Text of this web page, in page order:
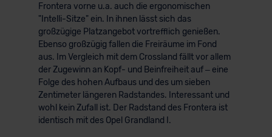
Frontera vorne u.a. auch die ergonomischen
"Intelli-Sitze" ein. In ihnen lässt sich das
großzügige Platzangebot vortrefflich genießen.
Ebenso großzügig fallen die Freiräume im Fond
aus. Im Vergleich mit dem Crossland fällt vor allem
der Zugewinn an Kopf- und Beinfreiheit auf – eine
Folge des hohen Aufbaus und des um sieben
Zentimeter längeren Radstandes. Interessant und
wohl kein Zufall ist. Der Radstand des Frontera ist
identisch mit des Opel Grandland I.